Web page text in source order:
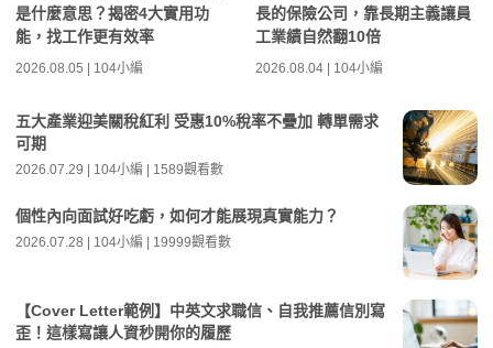
是什麼意思？揭密4大實用功
能，找工作更有效率
2026.08.05 | 104小編
長的保險公司，靠長期主義讓員
工業績自然翻10倍
2026.08.04 | 104小編
五大產業迎美關稅紅利 受惠10%稅率不疊加 轉單需求
可期
2026.07.29 | 104小編 | 1589觀看數
個性內向面試好吃虧，如何才能展現真實能力？
2026.07.28 | 104小編 | 19999觀看數
【Cover Letter範例】中英文求職信、自我推薦信別寫
歪！這樣寫讓人資秒開你的履歷